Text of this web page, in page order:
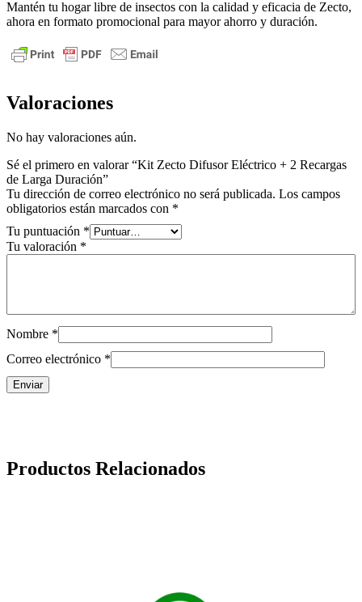
Mantén tu hogar libre de insectos con la calidad y eficacia de Zecto,
ahora en formato promocional para mayor ahorro y duración.
Valoraciones
No hay valoraciones aún.
Sé el primero en valorar “Kit Zecto Difusor Eléctrico + 2 Recargas
de Larga Duración”
Tu dirección de correo electrónico no será publicada. Los campos
obligatorios están marcados con *
Tu puntuación *
Tu valoración *
Nombre *
Correo electrónico *
Productos Relacionados